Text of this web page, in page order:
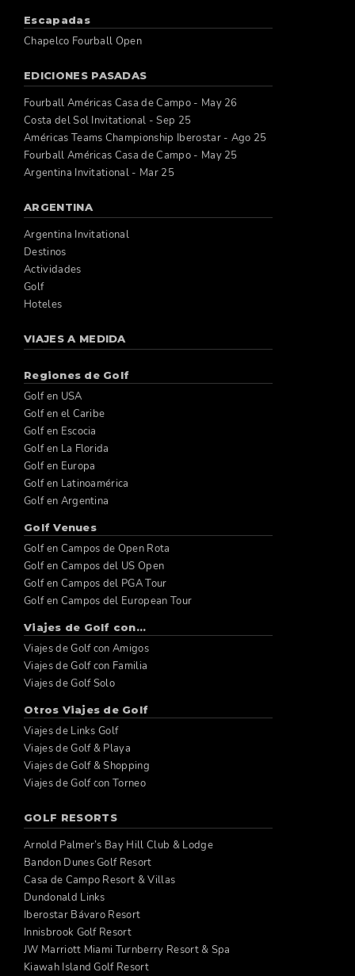
Escapadas
Chapelco Fourball Open
EDICIONES PASADAS
Fourball Américas Casa de Campo - May 26
Costa del Sol Invitational - Sep 25
Américas Teams Championship Iberostar - Ago 25
Fourball Américas Casa de Campo - May 25
Argentina Invitational - Mar 25
ARGENTINA
Argentina Invitational
Destinos
Actividades
Golf
Hoteles
VIAJES A MEDIDA
Regiones de Golf
Golf en USA
Golf en el Caribe
Golf en Escocia
Golf en La Florida
Golf en Europa
Golf en Latinoamérica
Golf en Argentina
Golf Venues
Golf en Campos de Open Rota
Golf en Campos del US Open
Golf en Campos del PGA Tour
Golf en Campos del European Tour
Viajes de Golf con...
Viajes de Golf con Amigos
Viajes de Golf con Familia
Viajes de Golf Solo
Otros Viajes de Golf
Viajes de Links Golf
Viajes de Golf & Playa
Viajes de Golf & Shopping
Viajes de Golf con Torneo
GOLF RESORTS
Arnold Palmer’s Bay Hill Club & Lodge
Bandon Dunes Golf Resort
Casa de Campo Resort & Villas
Dundonald Links
Iberostar Bávaro Resort
Innisbrook Golf Resort
JW Marriott Miami Turnberry Resort & Spa
Kiawah Island Golf Resort